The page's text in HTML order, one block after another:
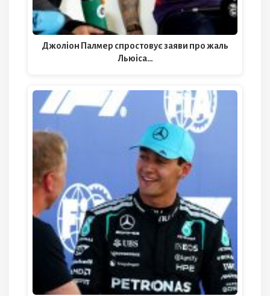
Джоліон Палмер спростовує заяви про жаль
Льюіса…